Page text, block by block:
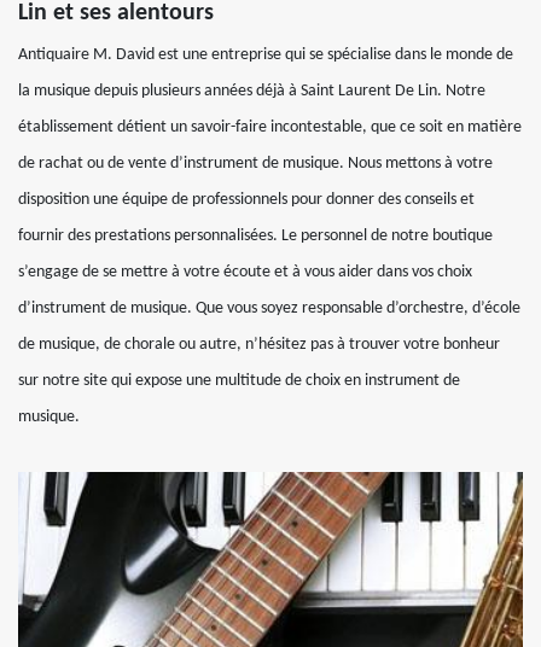
Lin et ses alentours
Antiquaire M. David est une entreprise qui se spécialise dans le monde de
la musique depuis plusieurs années déjà à Saint Laurent De Lin. Notre
établissement détient un savoir-faire incontestable, que ce soit en matière
de rachat ou de vente d’instrument de musique. Nous mettons à votre
disposition une équipe de professionnels pour donner des conseils et
fournir des prestations personnalisées. Le personnel de notre boutique
s’engage de se mettre à votre écoute et à vous aider dans vos choix
d’instrument de musique. Que vous soyez responsable d’orchestre, d’école
de musique, de chorale ou autre, n’hésitez pas à trouver votre bonheur
sur notre site qui expose une multitude de choix en instrument de
musique.